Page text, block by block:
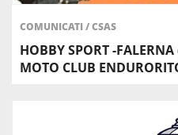
COMUNICATI/CSAS
HOBBY SPORT -
MOTO CLUB